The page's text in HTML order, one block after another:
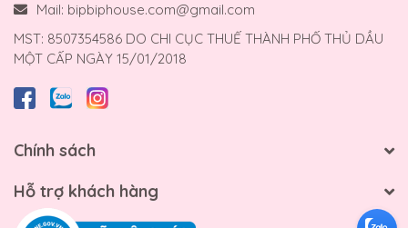
Mail: bipbiphouse.com@gmail.com
MST: 8507354586 DO CHI CỤC THUẾ THÀNH PHỐ THỦ DẦU
MỘT CẤP NGÀY 15/01/2018
Chính sách
Hỗ trợ khách hàng